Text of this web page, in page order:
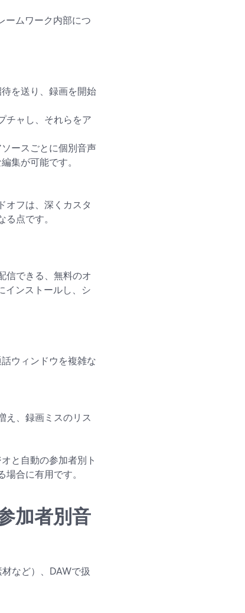
ームワーク内部につ
を送り、録画を開始
チャし、それらをア
ースごとに個別音声
集が可能です。
オフは、深くカスタ
点です。
信できる、無料のオ
インストールし、シ
ウィンドウを複雑な
え、録画ミスのリス
と自動の参加者別ト
合に有用です。
加者別音
など）、DAWで扱